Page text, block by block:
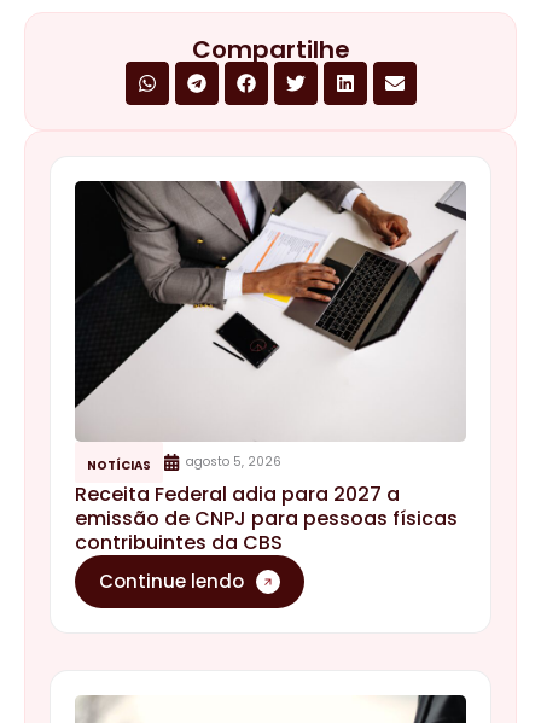
NOTÍCIAS agosto 5, 2026
Receita Federal adia para 2027 a
emissão de CNPJ para pessoas físicas
contribuintes da CBS
Continue lendo
Compartilhe